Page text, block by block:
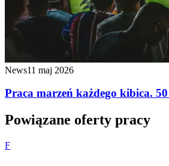
News11 maj 2026
Praca marzeń każdego kibica.
Powiązane oferty pracy
F